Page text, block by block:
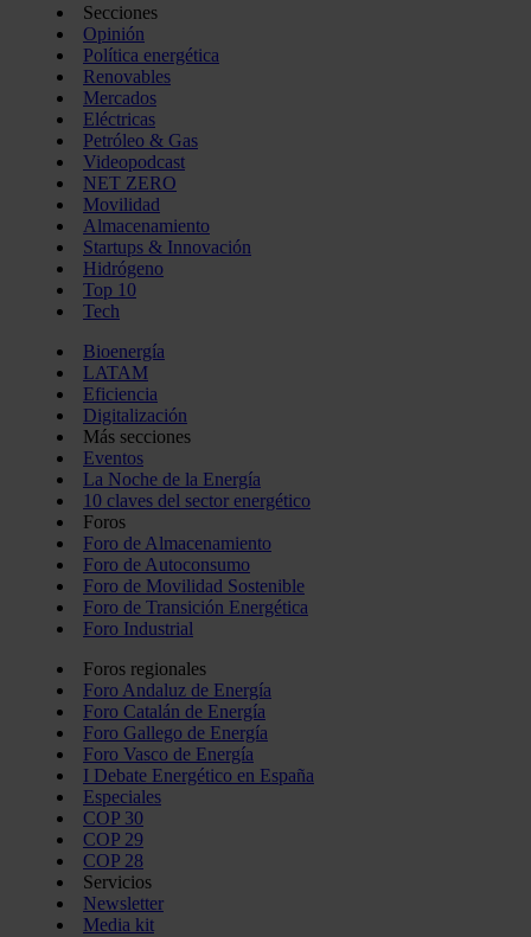
Secciones
Opinión
Política energética
Renovables
Mercados
Eléctricas
Petróleo & Gas
Videopodcast
NET ZERO
Movilidad
Almacenamiento
Startups & Innovación
Hidrógeno
Top 10
Tech
Bioenergía
LATAM
Eficiencia
Digitalización
Más secciones
Eventos
La Noche de la Energía
10 claves del sector energético
Foros
Foro de Almacenamiento
Foro de Autoconsumo
Foro de Movilidad Sostenible
Foro de Transición Energética
Foro Industrial
Foros regionales
Foro Andaluz de Energía
Foro Catalán de Energía
Foro Gallego de Energía
Foro Vasco de Energía
I Debate Energético en España
Especiales
COP 30
COP 29
COP 28
Servicios
Newsletter
Media kit